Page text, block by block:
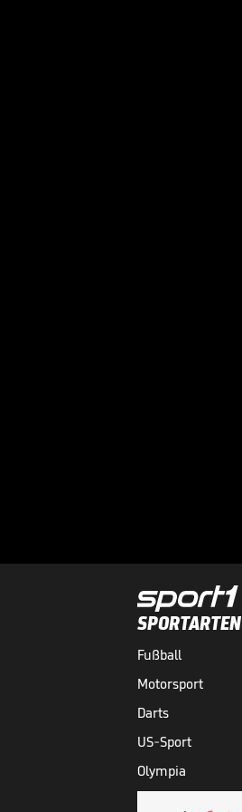
SPORTARTEN
Fußball
Motorsport
Darts
US-Sport
Olympia